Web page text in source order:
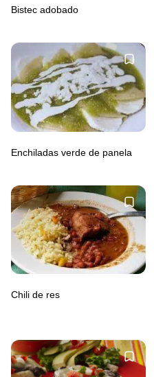
Bistec adobado
Enchiladas verde de panela
Chili de res